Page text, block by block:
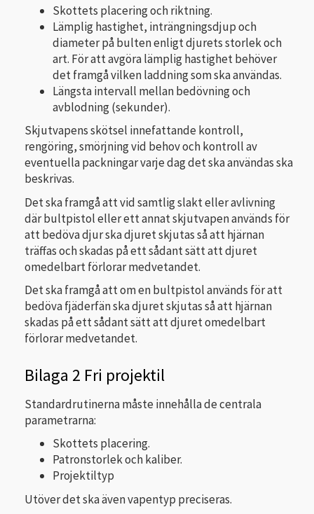
Skottets placering och riktning.
Lämplig hastighet, inträngningsdjup och
diameter på bulten enligt djurets storlek och
art. För att avgöra lämplig hastighet behöver
det framgå vilken laddning som ska användas.
Längsta intervall mellan bedövning och
avblodning (sekunder).
Skjutvapens skötsel innefattande kontroll,
rengöring, smörjning vid behov och kontroll av
eventuella packningar varje dag det ska användas ska
beskrivas.
Det ska framgå att vid samtlig slakt eller avlivning
där bultpistol eller ett annat skjutvapen används för
att bedöva djur ska djuret skjutas så att hjärnan
träffas och skadas på ett sådant sätt att djuret
omedelbart förlorar medvetandet.
Det ska framgå att om en bultpistol används för att
bedöva fjäderfän ska djuret skjutas så att hjärnan
skadas på ett sådant sätt att djuret omedelbart
förlorar medvetandet.
Bilaga 2 Fri projektil
Standardrutinerna måste innehålla de centrala
parametrarna:
Skottets placering.
Patronstorlek och kaliber.
Projektiltyp
Utöver det ska även vapentyp preciseras.